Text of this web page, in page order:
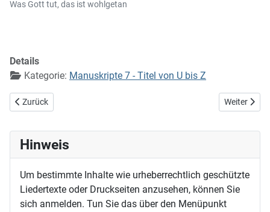
Was Gott tut, das ist wohlgetan
Details
Kategorie: Manuskripte 7 - Titel von U bis Z
Vorheriger Beitrag: Warum trägst du deine Sorgen
Zurück Nächster
Weiter
Hinweis
Um bestimmte Inhalte wie urheberrechtlich geschützte
Liedertexte oder Druckseiten anzusehen, können Sie
sich anmelden. Tun Sie das über den Menüpunkt